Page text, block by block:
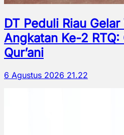
DT Peduli Riau
Angkatan Ke-2
Qur’ani
6 Agustus 2026 21.22